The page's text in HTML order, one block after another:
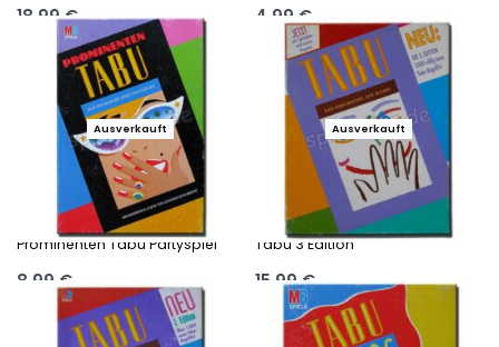
18,99€
Ausführung wählen
4,99 €
Ausführung wählen
Ausverkauft
Prominenten Tabu Partyspiel
8,99€
Ausführung wählen
Ausverkauft
Tabu 3 Edition
15,99€
Ausführung wählen